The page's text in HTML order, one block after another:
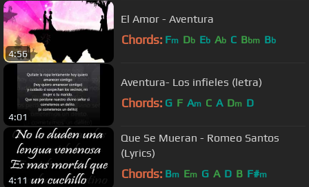
4:56
El Amor - Aventura
Chords: Fm Db Eb Ab C Bbm Bb
4:01
Aventura- Los infieles (letra)
Chords: G F Am C A Dm D
4:11
Que Se Mueran - Romeo Santos
(Lyrics)
Chords: Bm Em G A D B F#m